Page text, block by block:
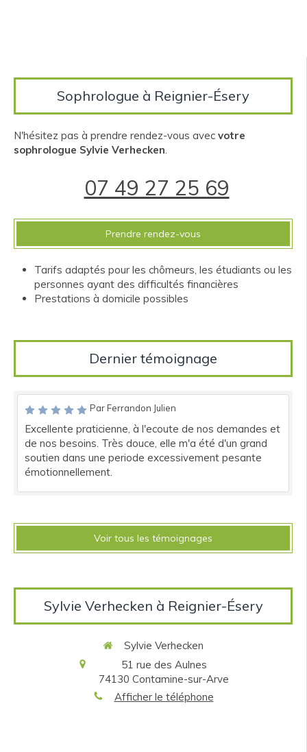
Sophrologue à Reignier-Ésery
N'hésitez pas à prendre rendez-vous avec votre
sophrologue Sylvie Verhecken.
07 49 27 25 69
Prendre rendez-vous
Tarifs adaptés pour les chômeurs, les étudiants ou les
personnes ayant des difficultés financières
Prestations à domicile possibles
Dernier témoignage
Par Ferrandon Julien
Excellente praticienne, à l'ecoute de nos demandes et
de nos besoins. Très douce, elle m'a été d'un grand
soutien dans une periode excessivement pesante
émotionnellement.
Voir tous les témoignages
Sylvie Verhecken à Reignier-Ésery
Sylvie Verhecken
51 rue des Aulnes
74130 Contamine-sur-Arve
Afficher le téléphone